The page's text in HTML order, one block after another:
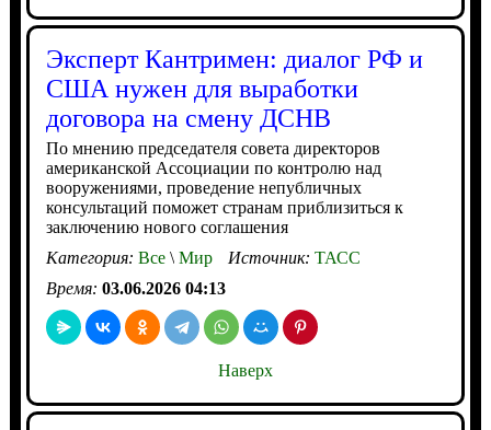
Эксперт Кантримен: диалог РФ и
США нужен для выработки
договора на смену ДСНВ
По мнению председателя совета директоров
американской Ассоциации по контролю над
вооружениями, проведение непубличных
консультаций поможет странам приблизиться к
заключению нового соглашения
Категория: Все\Мир Источник: ТАСС
Время: 03.06.2026 04:13
Наверх